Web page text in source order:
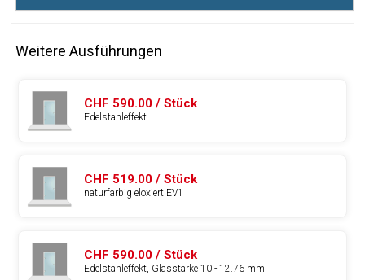
Weitere Ausführungen
CHF 590.00 / Stück
Edelstahleffekt
CHF 519.00 / Stück
naturfarbig eloxiert EV1
CHF 590.00 / Stück
Edelstahleffekt, Glasstärke 10 - 12.76 mm